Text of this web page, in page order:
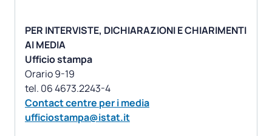
PER INTERVISTE, DICHIARAZIONI E CHIARIMENTI
AI MEDIA
Ufficio stampa
Orario 9-19
Contact centre per i media
ufficiostampa@istat.it